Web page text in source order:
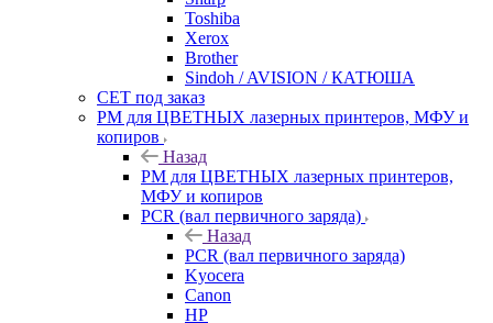
Toshiba
Xerox
Brother
Sindoh / AVISION / КАТЮША
CET под заказ
РМ для ЦВЕТНЫХ лазерных принтеров, МФУ и
копиров
Назад
РМ для ЦВЕТНЫХ лазерных принтеров,
МФУ и копиров
PCR (вал первичного заряда)
Назад
PCR (вал первичного заряда)
Kyocera
Canon
HP